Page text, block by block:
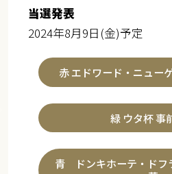
当選発表
2024年8月9日(金)予定
赤 エドワード・ニュー
緑 ウタ杯 事
青 ドンキホーテ・ドフ